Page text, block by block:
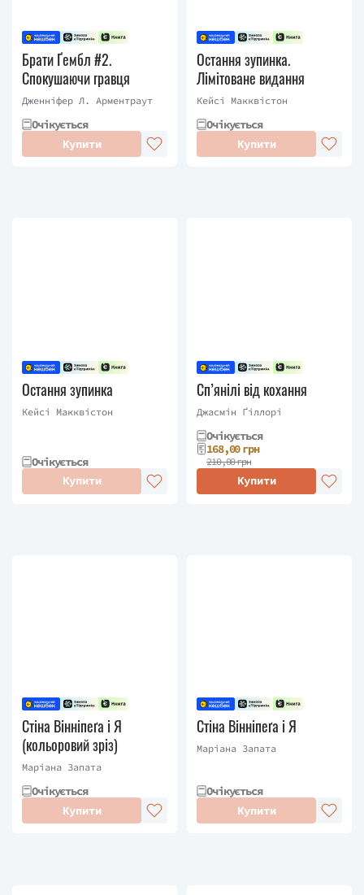
Брати Ґембл #2.
Спокушаючи гравця
Дженніфер Л. Арментраут
Очікується
Купити
Остання зупинка.
Лімітоване видання
Кейсі Макквістон
Очікується
Купити
Остання зупинка
Кейсі Макквістон
Очікується
Купити
Сп’янілі від кохання
Джасмін Ґіллорі
Очікується
168,00 грн
210,00 грн
Купити
Стіна Вінніпеґа і Я
(кольоровий зріз)
Маріана Запата
Очікується
Купити
Стіна Вінніпеґа і Я
Маріана Запата
Очікується
Купити